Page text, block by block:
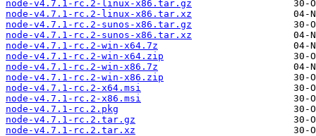
node-v4.7.1-rc.2-linux-x86.tar.gz
node-v4.7.1-rc.2-linux-x86.tar.xz
node-v4.7.1-rc.2-sunos-x86.tar.gz
node-v4.7.1-rc.2-sunos-x86.tar.xz
node-v4.7.1-rc.2-win-x64.7z
node-v4.7.1-rc.2-win-x64.zip
node-v4.7.1-rc.2-win-x86.7z
node-v4.7.1-rc.2-win-x86.zip
node-v4.7.1-rc.2-x64.msi
node-v4.7.1-rc.2-x86.msi
node-v4.7.1-rc.2.pkg
node-v4.7.1-rc.2.tar.gz
node-v4.7.1-rc.2.tar.xz